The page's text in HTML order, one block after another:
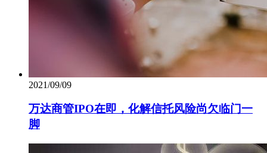
2021/09/09
万达商管IPO在即，化解信托风险尚欠临门一
脚